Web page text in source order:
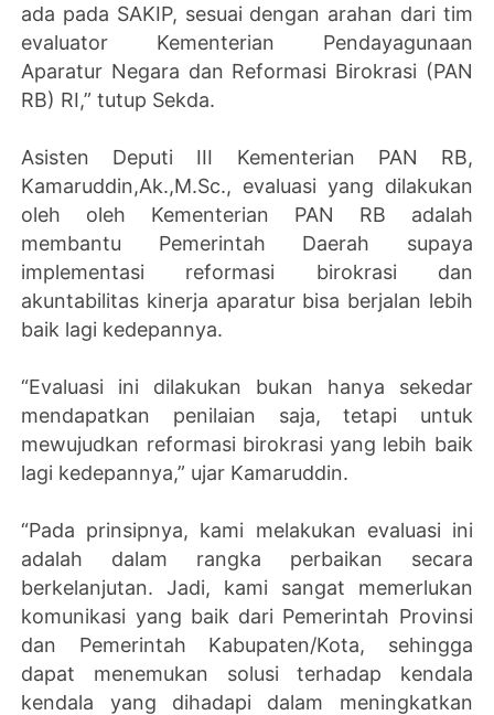
ada pada SAKIP, sesuai dengan arahan dari tim
evaluator Kementerian Pendayagunaan
Aparatur Negara dan Reformasi Birokrasi (PAN
RB) RI,” tutup Sekda.
Asisten Deputi III Kementerian PAN RB,
Kamaruddin,Ak.,M.Sc., evaluasi yang dilakukan
oleh oleh Kementerian PAN RB adalah
membantu Pemerintah Daerah supaya
implementasi reformasi birokrasi dan
akuntabilitas kinerja aparatur bisa berjalan lebih
baik lagi kedepannya.
“Evaluasi ini dilakukan bukan hanya sekedar
mendapatkan penilaian saja, tetapi untuk
mewujudkan reformasi birokrasi yang lebih baik
lagi kedepannya,” ujar Kamaruddin.
“Pada prinsipnya, kami melakukan evaluasi ini
adalah dalam rangka perbaikan secara
berkelanjutan. Jadi, kami sangat memerlukan
komunikasi yang baik dari Pemerintah Provinsi
dan Pemerintah Kabupaten/Kota, sehingga
dapat menemukan solusi terhadap kendala
kendala yang dihadapi dalam meningkatkan